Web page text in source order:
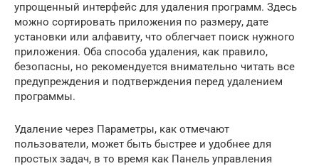
упрощенный интерфейс для удаления программ. Здесь
можно сортировать приложения по размеру, дате
установки или алфавиту, что облегчает поиск нужного
приложения. Оба способа удаления, как правило,
безопасны, но рекомендуется внимательно читать все
предупреждения и подтверждения перед удалением
программы.
Удаление через Параметры, как отмечают
пользователи, может быть быстрее и удобнее для
простых задач, в то время как Панель управления